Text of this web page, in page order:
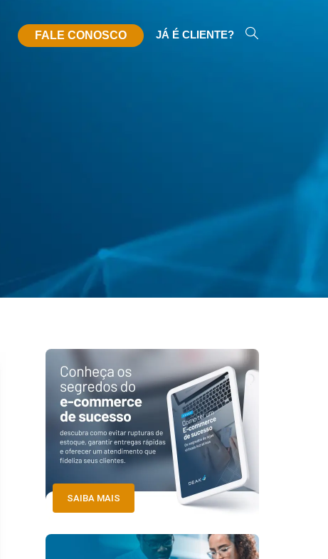
FALE CONOSCO JÁ É CLIENTE?
SAIBA MAIS